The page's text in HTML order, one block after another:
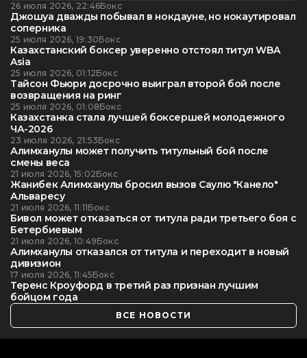
26 июля 2026, 22:46Бокс
Джошуа дважды побывал в нокдауне, но нокаутировал
соперника
25 июля 2026, 19:30Бокс
Казахстанский боксер уверенно отстоял титул WBA
Asia
25 июля 2026, 01:12Бокс
Тайсон Фьюри досрочно выиграл второй бой после
возвращения на ринг
25 июля 2026, 01:08Бокс
Казахстанка стала лучшей боксершей молодежного
ЧА-2026
23 июля 2026, 21:53Бокс
Алимханулы может получить титульный бой после
смены веса
21 июля 2026, 15:02Бокс
Жанибек Алимханулы бросил вызов Саулю "Канело"
Альваресу
21 июля 2026, 11:11Бокс
Бивол может отказаться от титула ради третьего боя с
Бетербиевым
21 июля 2026, 10:49Бокс
Алимханулы отказался от титула и переходит в новый
дивизион
17 июля 2026, 11:45Бокс
Теренс Кроуфорд в третий раз признан лучшим
бойцом года
ВСЕ НОВОСТИ